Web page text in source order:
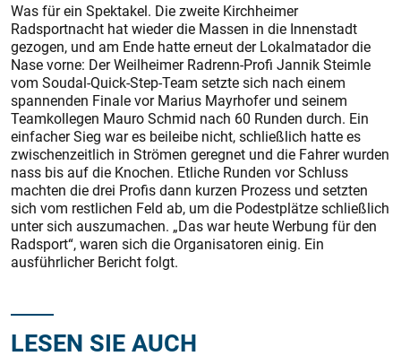
Was für ein Spektakel. Die zweite Kirchheimer
Radsportnacht hat wieder die Massen in die Innenstadt
gezogen, und am Ende hatte erneut der Lokalmatador die
Nase vorne: Der Weilheimer Radrenn-Profi Jannik Steimle
vom Soudal-Quick-Step-Team setzte sich nach einem
spannenden Finale vor Marius Mayrhofer und seinem
Teamkollegen Mauro Schmid nach 60 Runden durch. Ein
einfacher Sieg war es beileibe nicht, schließlich hatte es
zwischenzeitlich in Strömen geregnet und die Fahrer wurden
nass bis auf die Knochen. Etliche Runden vor Schluss
machten die drei Profis dann kurzen Prozess und setzten
sich vom restlichen Feld ab, um die Podestplätze schließlich
unter sich auszumachen. „Das war heute Werbung für den
Radsport“, waren sich die Organisatoren einig. Ein
ausführlicher Bericht folgt.
LESEN SIE AUCH